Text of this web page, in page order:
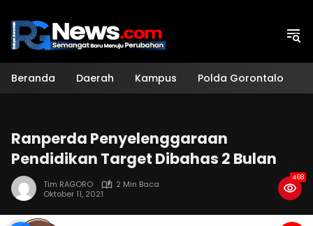
konten
Beranda Daerah Kampus Polda Gorontalo
Ranperda Penyelenggaraan
Pendidikan Target Dibahas 2 Bulan
Tim RAGORO
2 Min Baca
Oktober 11, 2021
468